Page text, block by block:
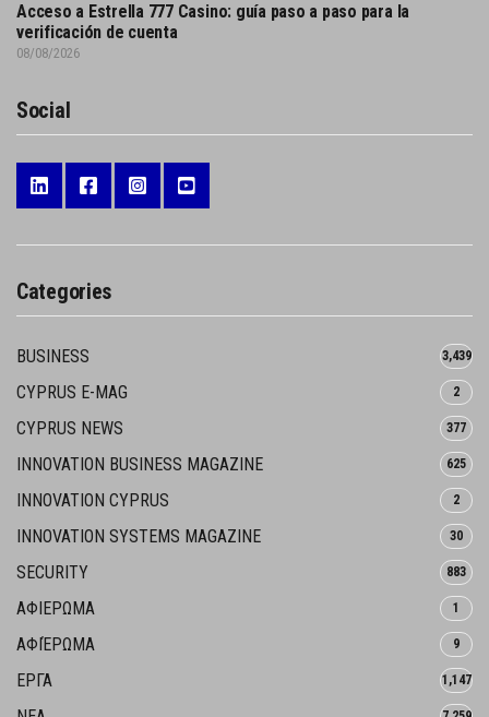
Acceso a Estrella 777 Casino: guía paso a paso para la
verificación de cuenta
08/08/2026
Social
Categories
BUSINESS 3,439
CYPRUS E-MAG 2
CYPRUS NEWS 377
INNOVATION BUSINESS MAGAZINE 625
INNOVATION CYPRUS 2
INNOVATION SYSTEMS MAGAZINE 30
SECURITY 883
ΑΦΙΕΡΩΜΑ 1
ΑΦΙΈΡΩΜΑ 9
ΕΡΓΑ 1,147